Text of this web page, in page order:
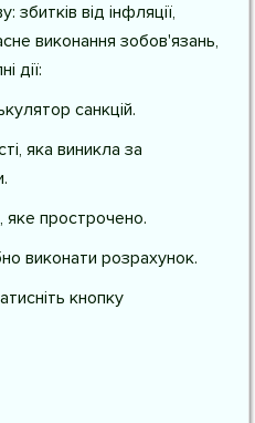
від інфляції,
виконання зобов'язань,
дії:
санкцій.
яка виникла за
яке прострочено.
виконати розрахунок.
кнопку